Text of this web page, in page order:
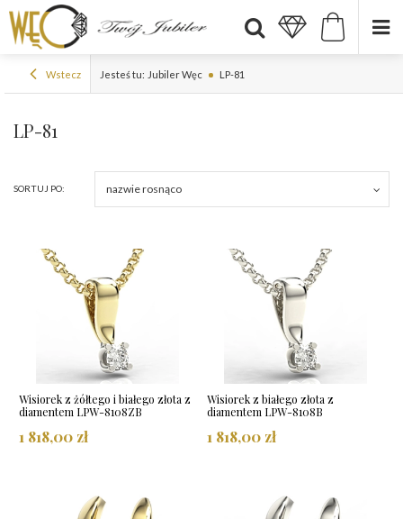
Wstecz Jesteś tu: Jubiler Węc LP-81
LP-81
SORTUJ PO: nazwie rosnąco
Wisiorek z żółtego i białego złota z
diamentem LPW-8108ZB
1 818,00 zł
Wisiorek z białego złota z
diamentem LPW-8108B
1 818,00 zł